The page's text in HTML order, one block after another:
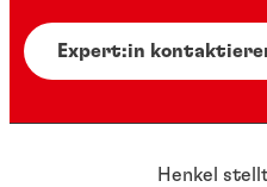
dünnere
Verbindungen bis
unter anderem
Pasten, Folien und
und flüssige
Expert:in
Henkel